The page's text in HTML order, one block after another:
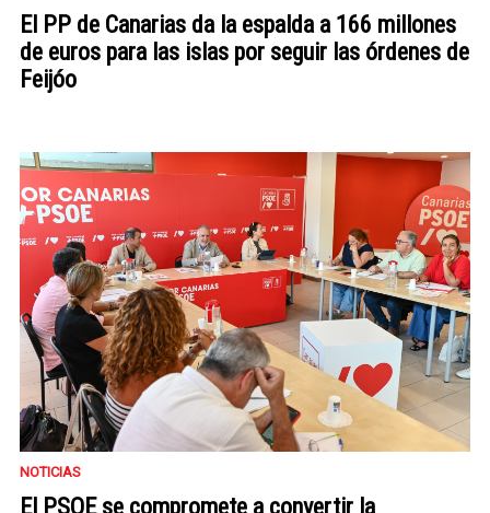
El PP de Canarias da la espalda a 166 millones
de euros para las islas por seguir las órdenes de
Feijóo
NOTICIAS
El PSOE se compromete a convertir la